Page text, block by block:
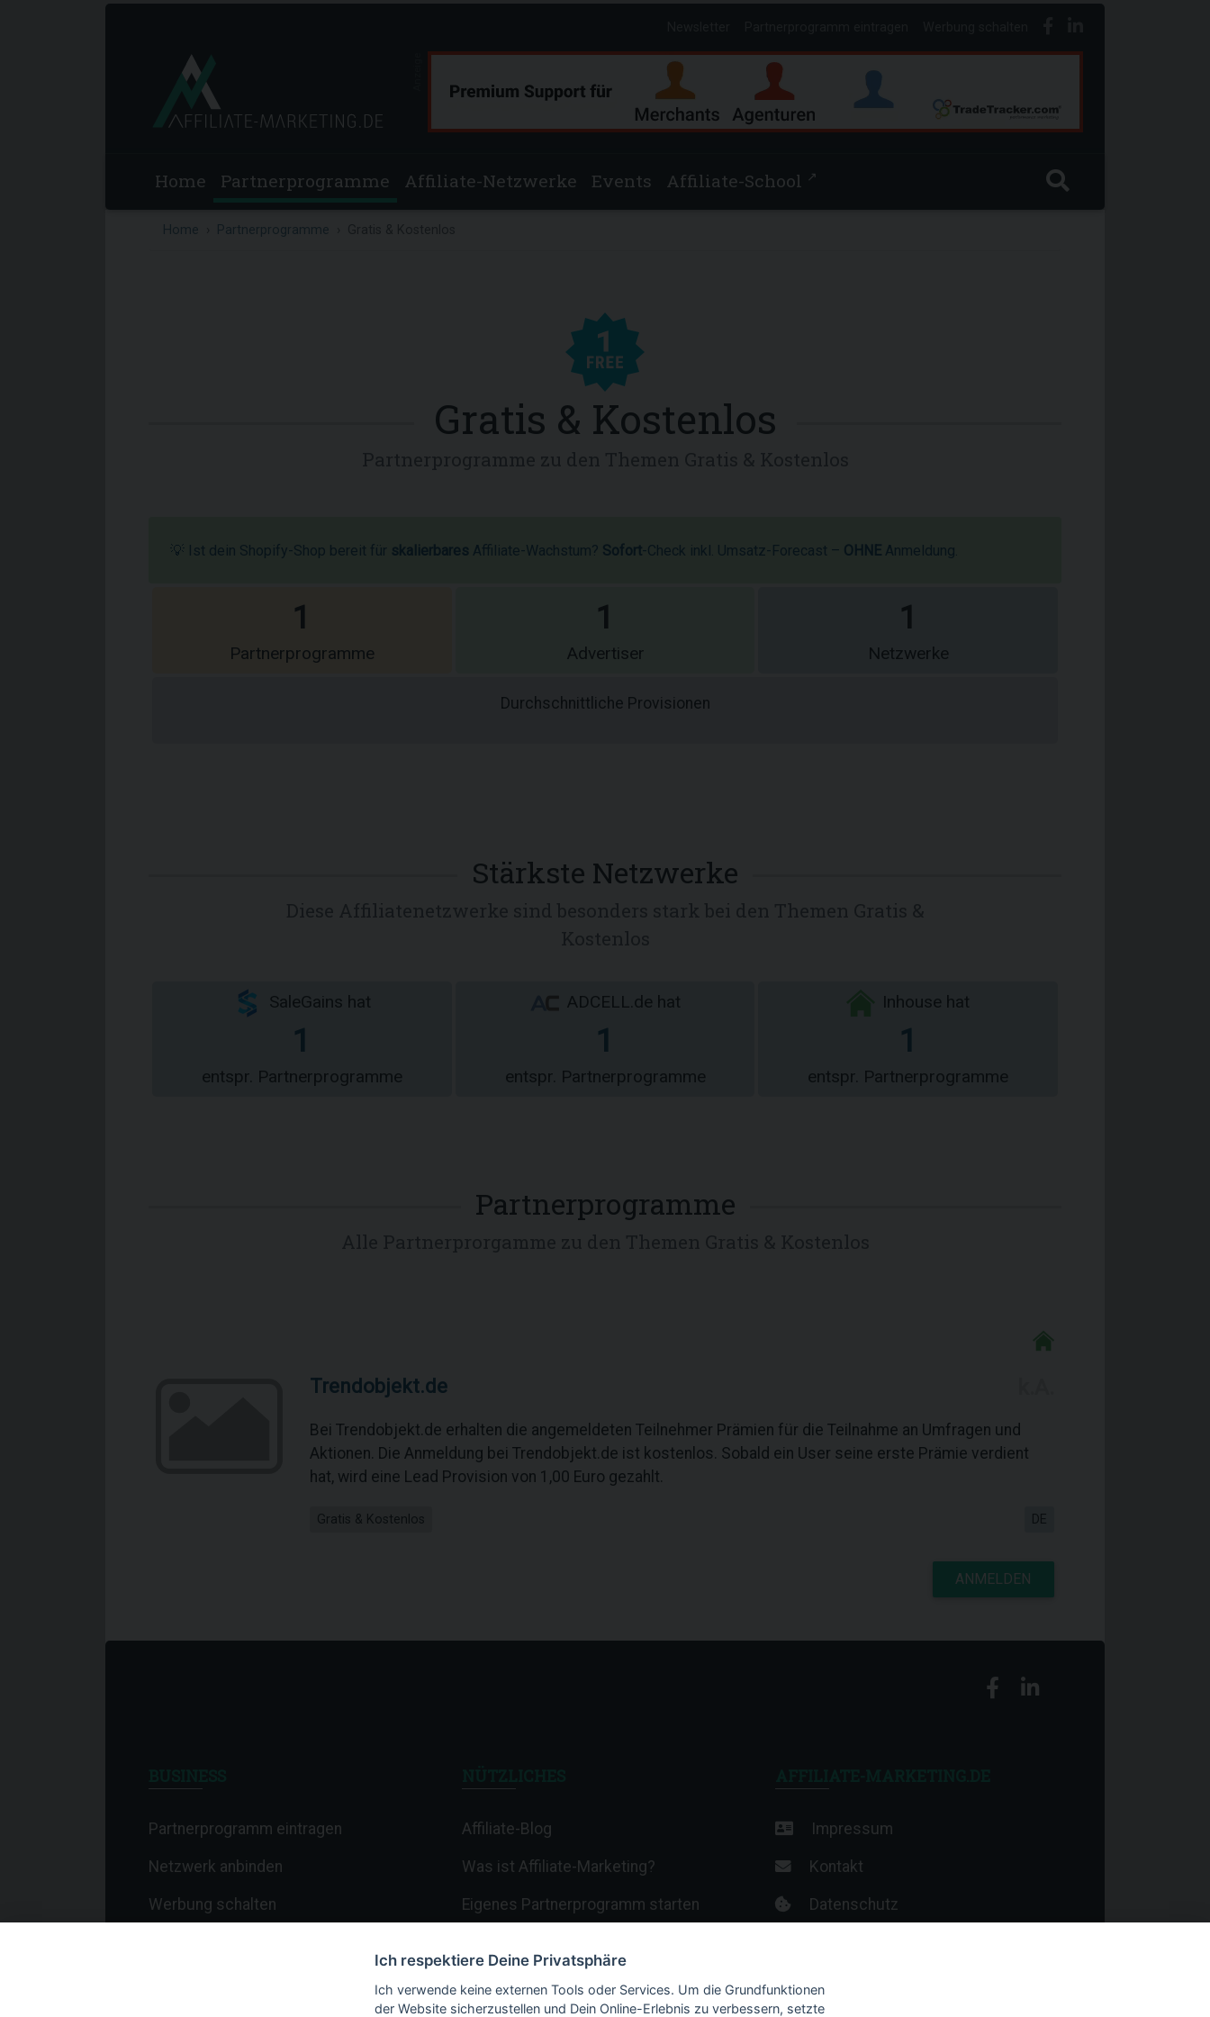
Home Partnerprogramme Affiliate-Netzwerke Events Affiliate-School ↗
Home Partnerprogramme
Gratis & Kostenlos
💡 Ist dein Shopify-Shop bereit für skalierbares Affiliate-Wachstum? Sofort-Check inkl. Umsatz-Forecast – OHNE Anmeldung.
1
Partnerprogramme
1
Advertiser
1
Netzwerke
Durchschnittliche Provisionen
Stärkste Netzwerke
SaleGains hat
1
entspr. Partnerprogramme
ADCELL.de hat
1
entspr. Partnerprogramme
Inhouse hat
1
entspr. Partnerprogramme
Partnerprogramme
Trendobjekt.de
Bei Trendobjekt.de erhalten die angemeldeten Teilnehmer Prämien für die Teilnahme an Umfragen und
Aktionen. Die Anmeldung bei Trendobjekt.de ist kostenlos. Sobald ein User seine erste Prämie verdient
hat, wird eine Lead Provision von 1,00 Euro gezahlt.
Gratis & Kostenlos DE
ANMELDEN
Partnerprogramm eintragen
Netzwerk anbinden
Werbung schalten
Affiliate-Blog
Was ist Affiliate-Marketing?
Eigenes Partnerprogramm starten
Termine & Veranstaltungen
Impressum
Kontakt
Datenschutz
Ich respektiere Deine Privatsphäre
Ich verwende keine externen Tools oder Services. Um die Grundfunktionen
der Website sicherzustellen und Dein Online-Erlebnis zu verbessern, setzte